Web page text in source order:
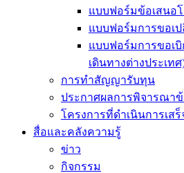
แบบฟอร์มข้อเสนอ
แบบฟอร์มการขอเ
แบบฟอร์มการขอเ
เดินทางต่างประเทศ
การทำสัญญารับทุน
ประกาศผลการพิจารณาข้
โครงการที่ดำเนินการเส
สื่อและคลังความรู้
ข่าว
กิจกรรม